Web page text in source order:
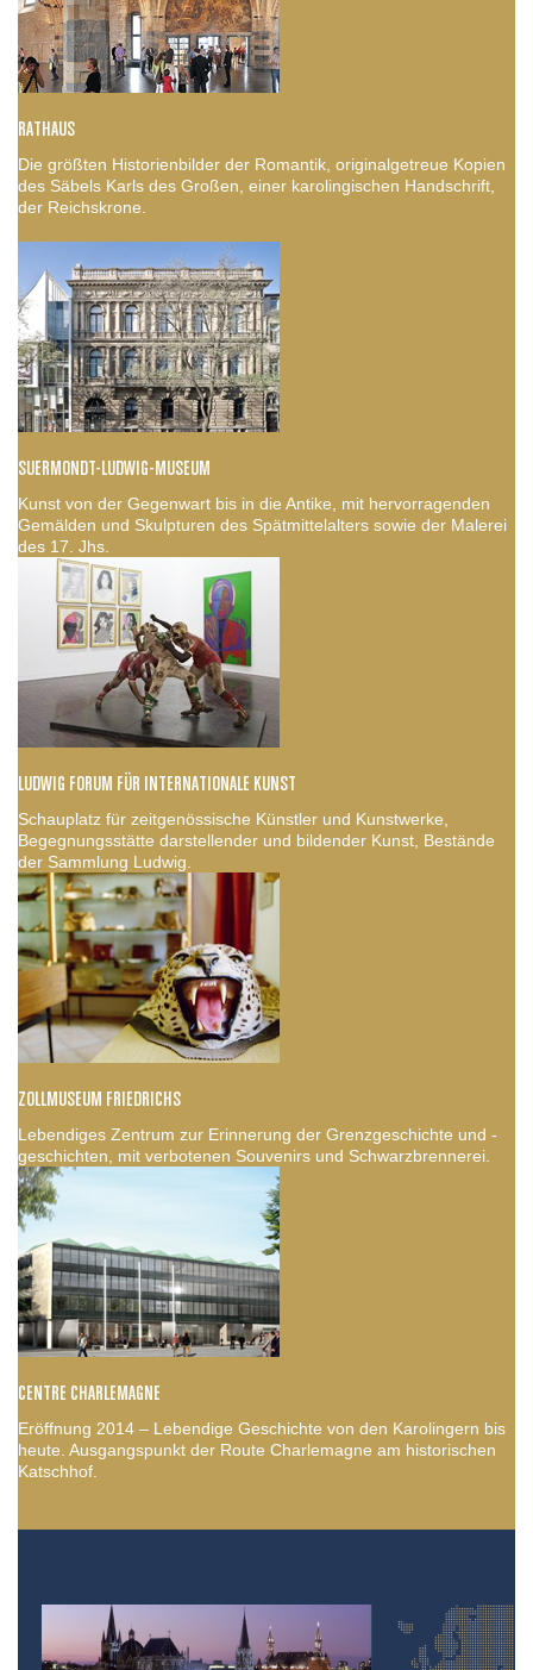
RATHAUS
Die größten Historienbilder der Romantik, originalgetreue Kopien
des Säbels Karls des Großen, einer karolingischen Handschrift,
der Reichskrone.
SUERMONDT-LUDWIG-MUSEUM
Kunst von der Gegenwart bis in die Antike, mit hervorragenden
Gemälden und Skulpturen des Spätmittelalters sowie der Malerei
des 17. Jhs.
LUDWIG FORUM FÜR INTERNATIONALE KUNST
Schauplatz für zeitgenössische Künstler und Kunstwerke,
Begegnungsstätte darstellender und bildender Kunst, Bestände
der Sammlung Ludwig.
ZOLLMUSEUM FRIEDRICHS
Lebendiges Zentrum zur Erinnerung der Grenzgeschichte und -
geschichten, mit verbotenen Souvenirs und Schwarzbrennerei.
CENTRE CHARLEMAGNE
Eröffnung 2014 – Lebendige Geschichte von den Karolingern bis
heute. Ausgangspunkt der Route Charlemagne am historischen
Katschhof.